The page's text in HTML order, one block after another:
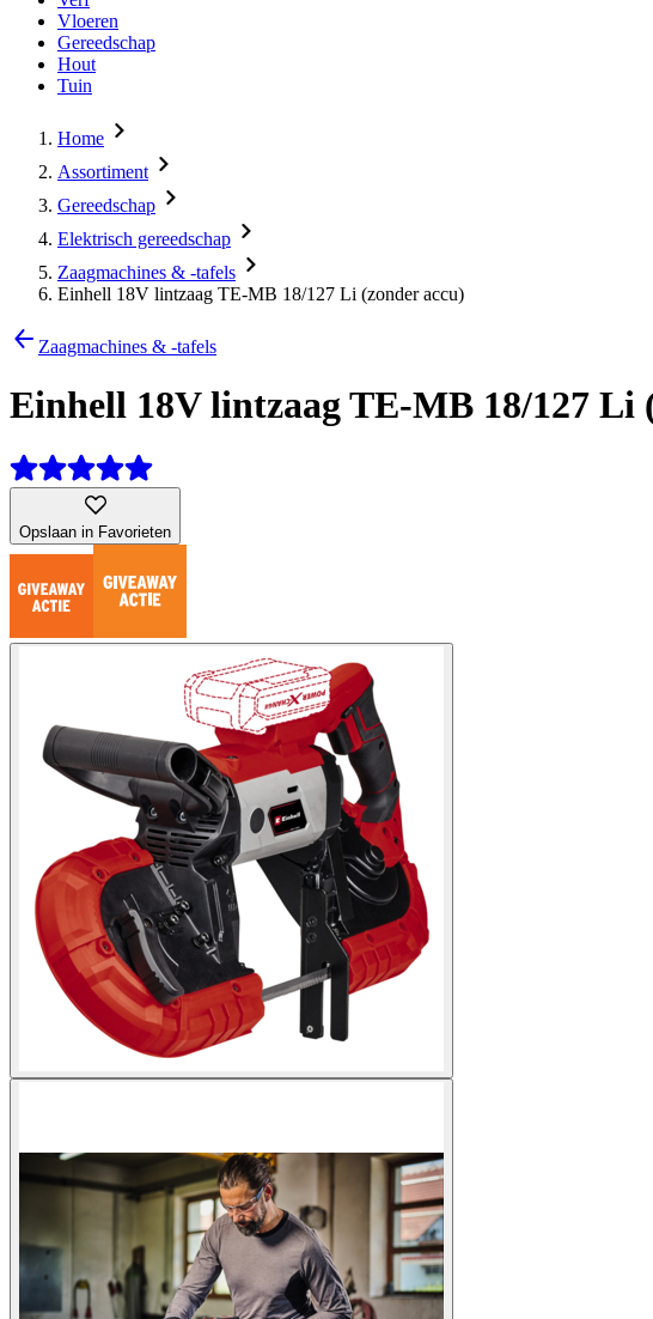
Vloeren
Gereedschap
Hout
Tuin
Home
Assortiment
Gereedschap
Elektrisch gereedschap
Zaagmachines & -tafels
Einhell 18V lintzaag TE-MB 18/127 Li (zonder accu)
Zaagmachines & -tafels
Einhell 18V lintzaag TE-MB 18/127 Li
Opslaan in Favorieten